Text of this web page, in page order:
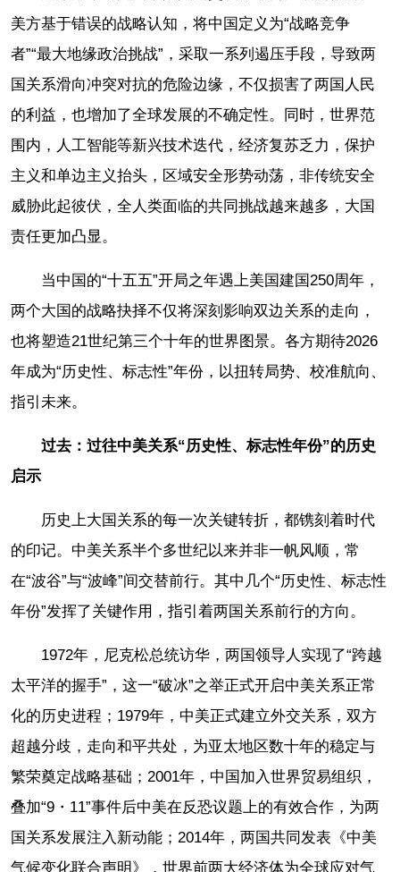
美方基于错误的战略认知，将中国定义为“战略竞争
者”“最大地缘政治挑战”，采取一系列遏压手段，导致两
国关系滑向冲突对抗的危险边缘，不仅损害了两国人民
的利益，也增加了全球发展的不确定性。同时，世界范
围内，人工智能等新兴技术迭代，经济复苏乏力，保护
主义和单边主义抬头，区域安全形势动荡，非传统安全
威胁此起彼伏，全人类面临的共同挑战越来越多，大国
责任更加凸显。
当中国的“十五五”开局之年遇上美国建国250周年，
两个大国的战略抉择不仅将深刻影响双边关系的走向，
也将塑造21世纪第三个十年的世界图景。各方期待2026
年成为“历史性、标志性”年份，以扭转局势、校准航向、
指引未来。
过去：过往中美关系“历史性、标志性年份”的历史
启示
历史上大国关系的每一次关键转折，都镌刻着时代
的印记。中美关系半个多世纪以来并非一帆风顺，常
在“波谷”与“波峰”间交替前行。其中几个“历史性、标志性
年份”发挥了关键作用，指引着两国关系前行的方向。
1972年，尼克松总统访华，两国领导人实现了“跨越
太平洋的握手”，这一“破冰”之举正式开启中美关系正常
化的历史进程；1979年，中美正式建立外交关系，双方
超越分歧，走向和平共处，为亚太地区数十年的稳定与
繁荣奠定战略基础；2001年，中国加入世界贸易组织，
叠加“9・11”事件后中美在反恐议题上的有效合作，为两
国关系发展注入新动能；2014年，两国共同发表《中美
气候变化联合声明》，世界前两大经济体为全球应对气